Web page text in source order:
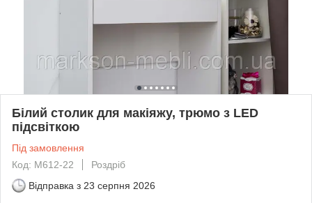
Білий столик для макіяжу, трюмо з LED
підсвіткою
Під замовлення
Код: М612-22
Роздріб
Відправка з 23 серпня 2026